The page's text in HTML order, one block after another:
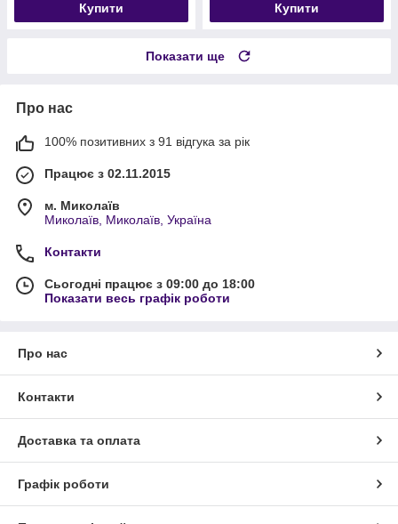
Купити Купити
Показати ще
Про нас
100% позитивних з 91 відгука за рік
Працює з 02.11.2015
м. Миколаїв
Миколаїв, Миколаїв, Україна
Контакти
Сьогодні працює з 09:00 до 18:00
Показати весь графік роботи
Про нас
Контакти
Доставка та оплата
Графік роботи